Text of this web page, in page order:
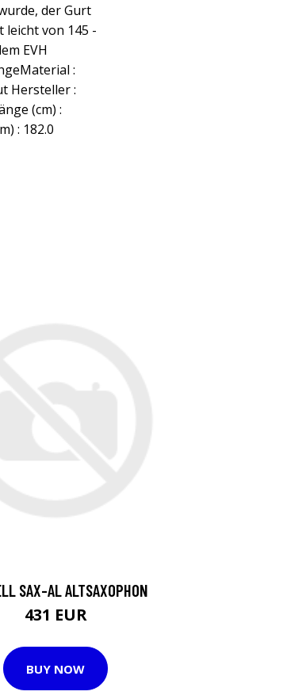
der Gurt
leicht von 145 -
EVH
:
Hersteller :
(cm) :
: 182.0
SAX-AL ALTSAXOPHON
431 EUR
BUY NOW